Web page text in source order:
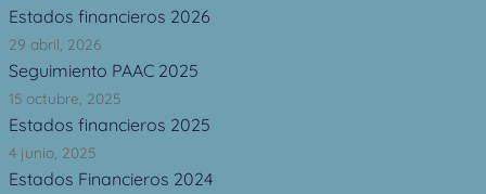
Estados financieros 2026
29 abril, 2026
Seguimiento PAAC 2025
15 octubre, 2025
Estados financieros 2025
4 junio, 2025
Estados Financieros 2024